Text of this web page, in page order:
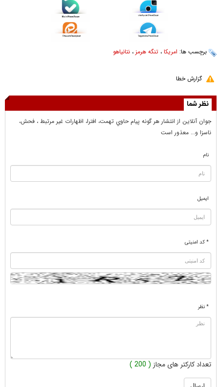
برچسب ها: امریکا ، تنگه هرمز ، نتانیاهو
گزارش خطا
نظر شما
جوان آنلاين از انتشار هر گونه پيام حاوي تهمت، افترا، اظهارات غير مرتبط ، فحش،
ناسزا و... معذور است
نام
ایمیل
* کد امنیتی
* نظر
تعداد کارکتر های مجاز ( 200 )